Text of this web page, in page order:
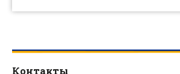
Контакты